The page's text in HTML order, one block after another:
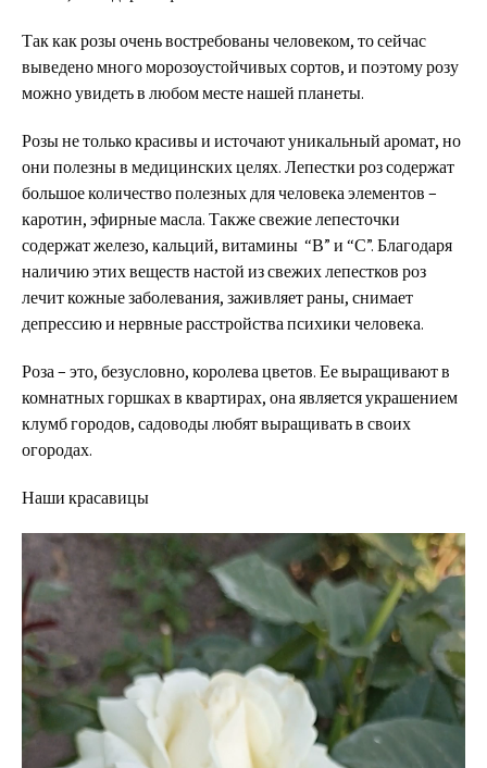
Так как розы очень востребованы человеком, то сейчас
выведено много морозоустойчивых сортов, и поэтому розу
можно увидеть в любом месте нашей планеты.
Розы не только красивы и источают уникальный аромат, но
они полезны в медицинских целях. Лепестки роз содержат
большое количество полезных для человека элементов –
каротин, эфирные масла. Также свежие лепесточки
содержат железо, кальций, витамины “В” и “С”. Благодаря
наличию этих веществ настой из свежих лепестков роз
лечит кожные заболевания, заживляет раны, снимает
депрессию и нервные расстройства психики человека.
Роза – это, безусловно, королева цветов. Ее выращивают в
комнатных горшках в квартирах, она является украшением
клумб городов, садоводы любят выращивать в своих
огородах.
Наши красавицы